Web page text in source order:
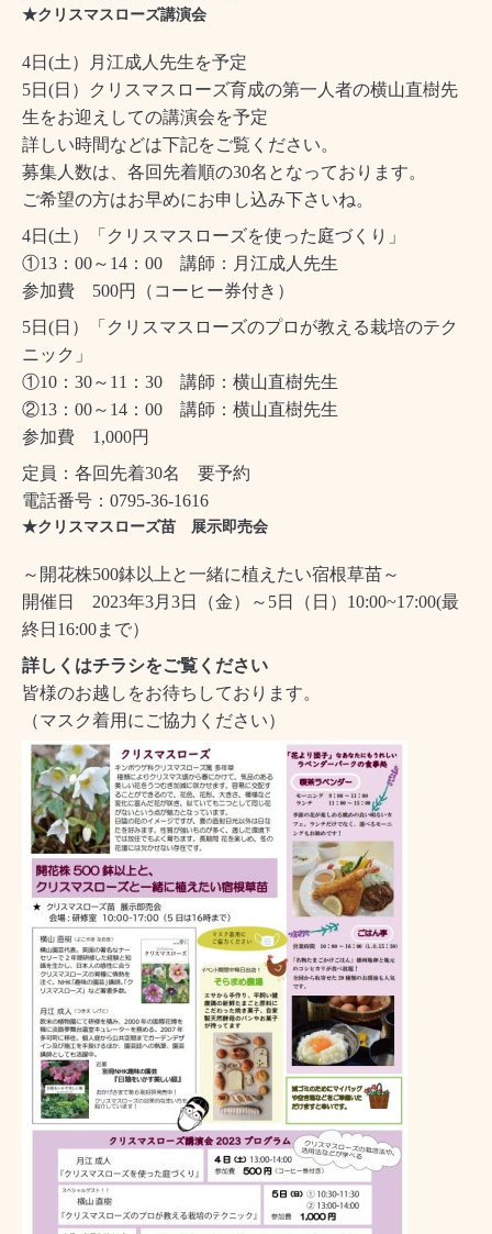
★クリスマスローズ講演会
4日(土）月江成人先生を予定
5日(日）クリスマスローズ育成の第一人者の横山直樹先
生をお迎えしての講演会を予定
詳しい時間などは下記をご覧ください。
募集人数は、各回先着順の30名となっております。
ご希望の方はお早めにお申し込み下さいね。
4日(土）「クリスマスローズを使った庭づくり」
①13：00～14：00 講師：月江成人先生
参加費 500円（コーヒー券付き）
5日(日）「クリスマスローズのプロが教える栽培のテク
ニック」
①10：30～11：30 講師：横山直樹先生
②13：00～14：00 講師：横山直樹先生
参加費 1,000円
定員：各回先着30名 要予約
電話番号：0795-36-1616
★クリスマスローズ苗 展示即売会
～開花株500鉢以上と一緒に植えたい宿根草苗～
開催日 2023年3月3日（金）～5日（日）10:00~17:00(最
終日16:00まで）
詳しくはチラシをご覧ください
皆様のお越しをお待ちしております。
（マスク着用にご協力ください）